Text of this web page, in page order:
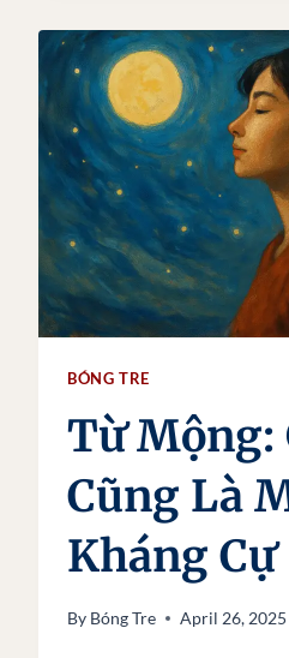
KHAI
MỞ
BÓNG TRE
Từ Mộng:
Cũng Là
Kháng Cự
By Bóng Tre April 26, 2025